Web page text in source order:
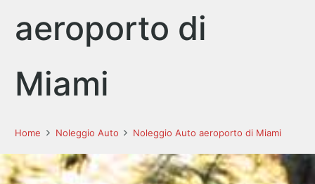
aeroporto di
Miami
Home Noleggio Auto Noleggio Auto aeroporto di Miami